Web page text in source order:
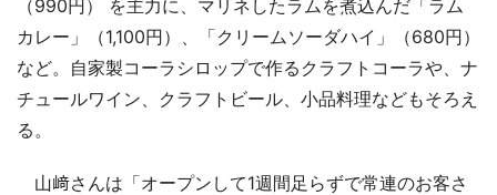
（990円） を主力に、マリネしたラムを煮込んだ「ラム
カレー」（1,100円）、「クリームソーダハイ」（680円）
など。自家製コーラシロップで作るクラフトコーラや、ナ
チュールワイン、クラフトビール、小品料理などもそろえ
る。
山﨑さんは「オープンして1週間足らずで常連のお客さ